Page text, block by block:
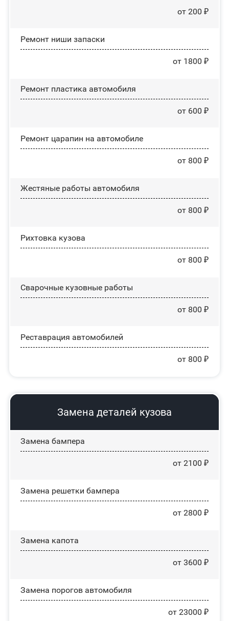
от 200 ₽
Ремонт ниши запаски
от 1800 ₽
Ремонт пластика автомобиля
от 600 ₽
Ремонт царапин на автомобиле
от 800 ₽
Жестяные работы автомобиля
от 800 ₽
Рихтовка кузова
от 800 ₽
Сварочные кузовные работы
от 800 ₽
Реставрация автомобилей
от 800 ₽
Замена деталей кузова
Замена бампера
от 2100 ₽
Замена решетки бампера
от 2800 ₽
Замена капота
от 3600 ₽
Замена порогов автомобиля
от 23000 ₽